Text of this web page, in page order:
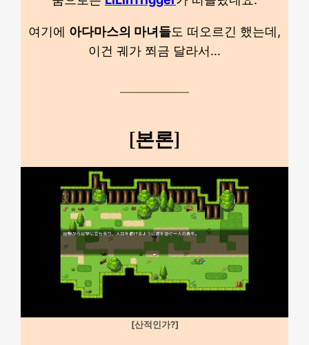
여기에 아다마스의 마녀들도 떠오르긴 했는데,
이건 궤가 쬐금 달라서…
[본론]
[산적인가?]